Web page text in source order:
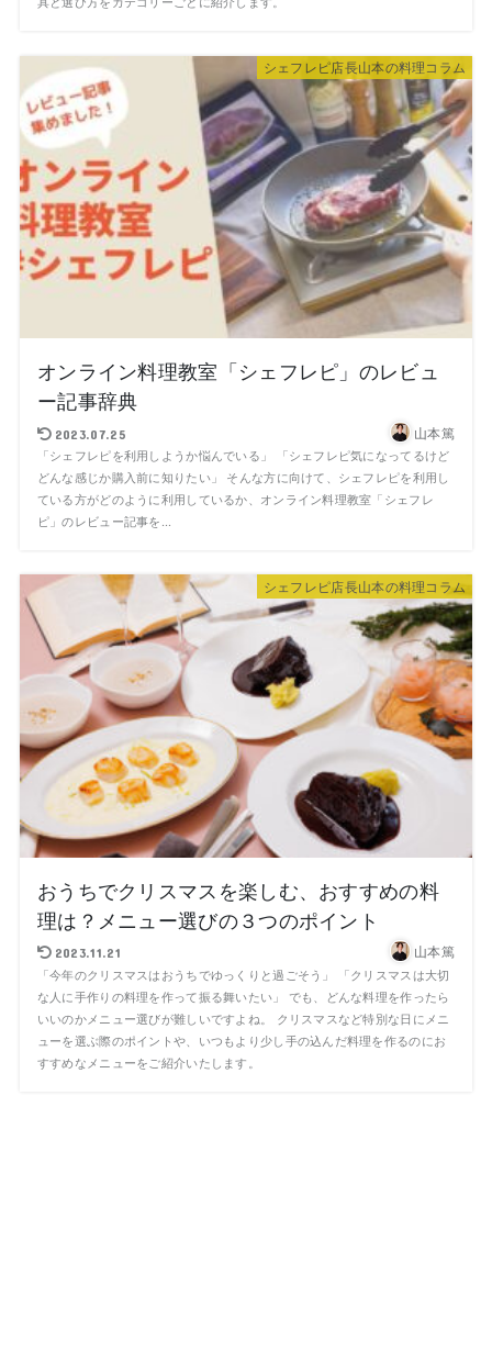
シェフレピ店長山本の料理コラム
オンライン料理教室「シェフレピ」のレビュ
ー記事辞典
2023.07.25 山本篤
「シェフレピを利用しようか悩んでいる」 「シェフレピ気になってるけど
どんな感じか購入前に知りたい」 そんな方に向けて、シェフレピを利用し
ている方がどのように利用しているか、オンライン料理教室「シェフレ
ピ」のレビュー記事を...
シェフレピ店長山本の料理コラム
おうちでクリスマスを楽しむ、おすすめの料
理は？メニュー選びの３つのポイント
2023.11.21 山本篤
「今年のクリスマスはおうちでゆっくりと過ごそう」 「クリスマスは大切
な人に手作りの料理を作って振る舞いたい」 でも、どんな料理を作ったら
いいのかメニュー選びが難しいですよね。 クリスマスなど特別な日にメニ
ューを選ぶ際のポイントや、いつもより少し手の込んだ料理を作るのにお
すすめなメニューをご紹介いたします。